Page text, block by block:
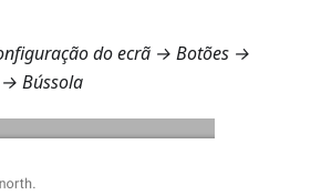
do ecrã → Botões →
Bússola